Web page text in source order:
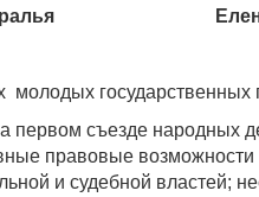
Елена
молодых
первом съезде народных
правовые
и судебной властей;